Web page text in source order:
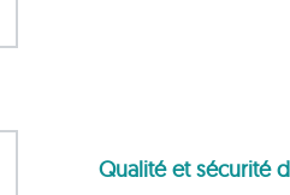
Qualité et sécurité